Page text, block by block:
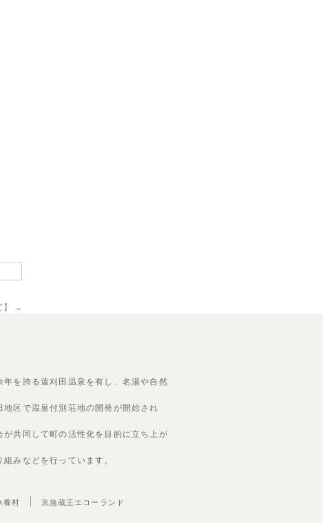
→
を誇る遠刈田温泉を有し、名湯や自然
区で温泉付別荘地の開発が開始され
共同して町の活性化を目的に立ち上が
みなどを行っています。
養村
京急蔵王エコーランド